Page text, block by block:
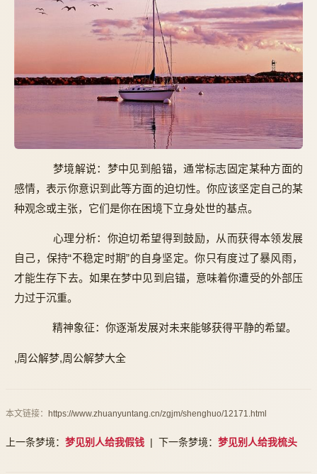
梦境解说：梦中见到船锚，通常标志固定某种方面的
感情，表示你意识到此等方面的迫切性。你应该坚定自己的某
种观念或主张，它们是你在困境下立身处世的基点。
心理分析：你迫切希望得到鼓励，从而获得本领发展
自己，保持“不稳定时期”的自身坚定。你只有度过了暴风雨，
才能生存下去。如果在梦中见到启锚，意味着你遭受的外部压
力过于沉重。
精神象征：你逐渐发展对未来能够获得平静的希望。
,周公解梦,周公解梦大全
本文链接： https://www.zhuanyuntang.cn/zgjm/shenghuo/12171.html
上一条梦境： 梦见别人给我假钱 | 下一条梦境： 梦见别人给我梳头